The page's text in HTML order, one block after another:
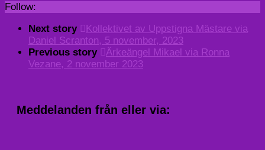
Follow:
Next story
Kollektivet av Uppstigna Mästare via
Daniel Scranton, 5 november, 2023
Previous story
Ärkeängel Mikael via Ronna
Vezane, 2 november 2023
Meddelanden från eller via: